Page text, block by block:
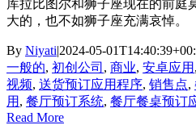
库拉比图尔和狮子座现在的前庭
大的，也不如狮子座充满哀悼。
By Niyati|2024-05-
一般的, 初创公司 , 商业, 安卓应用 ,
视频, 送货预订应用程序, 销售点,
用 , 餐厅预订系统, 餐厅餐桌预订
Read More